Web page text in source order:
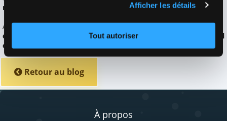
who may receive and
process your information.
Afficher les détails
Tout autoriser
rendre ce moment magique
Alors, prêt à créer des souvenirs inoubliables ?Lancez votre
événement Secret Santa sur Tirokdo et laissez la magie de Noël
opérer !
Retour au blog
À propos